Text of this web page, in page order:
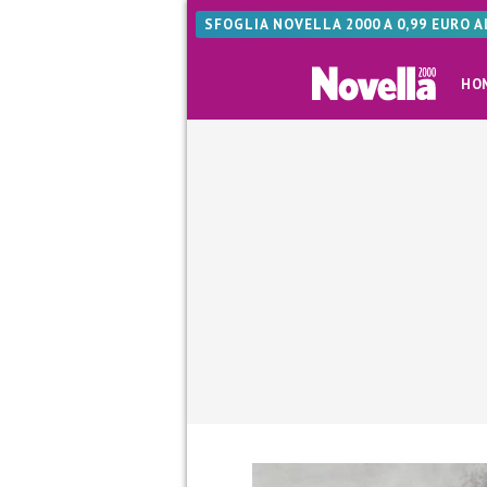
SFOGLIA NOVELLA 2000 A 0,99 EURO